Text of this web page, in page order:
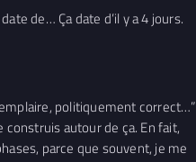
de… Ça date d’il y a 4 jours.
politiquement correct…”
construis autour de ça. En fait,
parce que souvent, je me